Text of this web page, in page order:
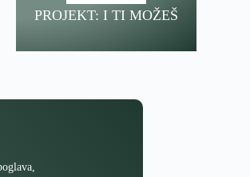
PROJEKT: I TI MOŽEŠ